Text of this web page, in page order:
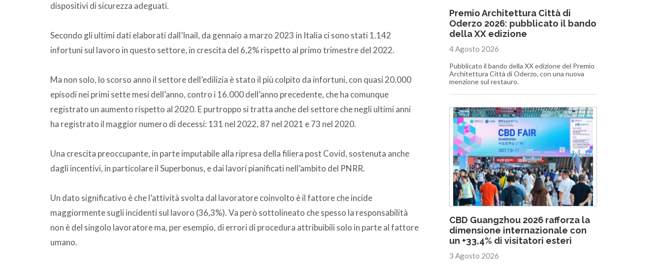
dispositivi di sicurezza adeguati.
Secondo gli ultimi dati elaborati dall’Inail, da gennaio a marzo 2023 in Italia ci sono stati 1.142
infortuni sul lavoro in questo settore, in crescita del 6,2% rispetto al primo trimestre del 2022.
Ma non solo, lo scorso anno il settore dell’edilizia è stato il più colpito da infortuni, con quasi 20.000
episodi nei primi sette mesi dell’anno, contro i 16.000 dell’anno precedente, che ha comunque
registrato un aumento rispetto al 2020. E purtroppo si tratta anche del settore che negli ultimi anni
ha registrato il maggior numero di decessi: 131 nel 2022, 87 nel 2021 e 73 nel 2020.
Una crescita preoccupante, in parte imputabile alla ripresa della filiera post Covid, sostenuta anche
dagli incentivi, in particolare il Superbonus, e dai lavori pianificati nell’ambito del PNRR.
Un dato significativo è che l’attività svolta dal lavoratore coinvolto è il fattore che incide
maggiormente sugli incidenti sul lavoro (36,3%). Va però sottolineato che spesso la responsabilità
non è del singolo lavoratore ma, per esempio, di errori di procedura attribuibili solo in parte al fattore
umano.
Premio Architettura Città di
Oderzo 2026: pubblicato il bando
della XX edizione
4 Agosto 2026
Pubblicato il bando della XX edizione del Premio
Architettura Città di Oderzo, con una nuova
menzione sul restauro.
CBD Guangzhou 2026 rafforza la
dimensione internazionale con
un +33,4% di visitatori esteri
3 Agosto 2026